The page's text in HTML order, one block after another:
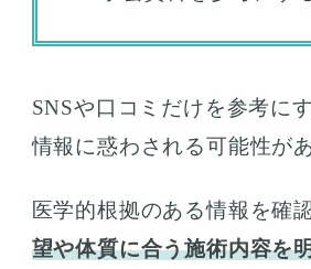
SNSや口コミだけを参考に
情報に惑わされる可能性が
医学的根拠のある情報を確認
望や体質に合う施術内容を